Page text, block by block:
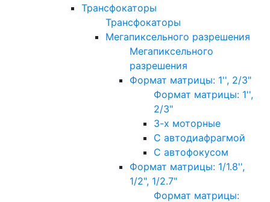
Трансфокаторы
Трансфокаторы
Мегапиксельного разрешения
Мегапиксельного
разрешения
Формат матрицы: 1'', 2/3"
Формат матрицы: 1'',
2/3"
3-х моторные
С автодиафрагмой
С автофокусом
Формат матрицы: 1/1.8'',
1/2", 1/2.7"
Формат матрицы: